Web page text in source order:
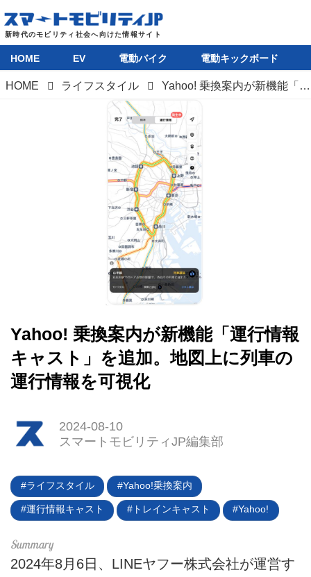
HOME
電動バイク
電動キックボード
HOME EV 電動バイク 電動キックボード
HOME ライフスタイル Yahoo! 乗換案内が新機能「運行情報キャスト」を追加。地図上に列車の運行情報を可視化
Yahoo! 乗換案内が新機能「運行情報
キャスト」を追加。地図上に列車の
運行情報を可視化
2024-08-10
スマートモビリティJP編集部
ライフスタイル Yahoo!乗換案内
運行情報キャスト トレインキャスト Yahoo!
2024年8月6日、LINEヤフー株式会社が運営す